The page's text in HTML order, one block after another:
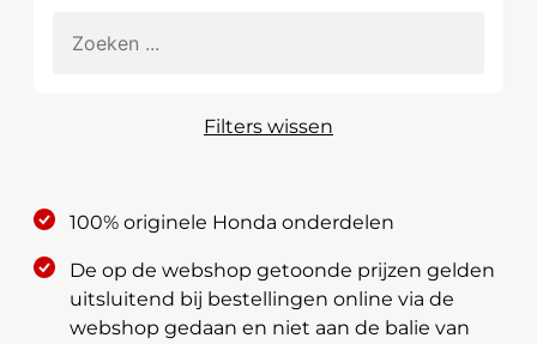
Filters wissen
100% originele Honda onderdelen
De op de webshop getoonde prijzen gelden
uitsluitend bij bestellingen online via de
webshop gedaan en niet aan de balie van